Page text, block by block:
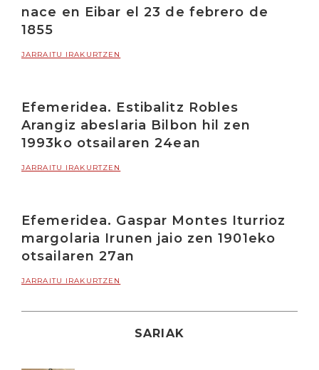
nace en Eibar el 23 de febrero de
1855
JARRAITU IRAKURTZEN
Efemeridea. Estibalitz Robles
Arangiz abeslaria Bilbon hil zen
1993ko otsailaren 24ean
JARRAITU IRAKURTZEN
Efemeridea. Gaspar Montes Iturrioz
margolaria Irunen jaio zen 1901eko
otsailaren 27an
JARRAITU IRAKURTZEN
SARIAK